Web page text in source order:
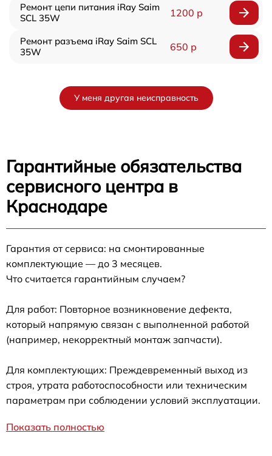
Ремонт цепи питания iRay Saim
SCL 35W
1200 р
Ремонт разъема iRay Saim SCL
35W
650 р
У меня другая неисправность
Гарантийные обязательства
сервисного центра в
Краснодаре
Гарантия от сервиса: на смонтированные
комплектующие — до 3 месяцев.
Что считается гарантийным случаем?
Для работ: Повторное возникновение дефекта,
который напрямую связан с выполненной работой
(например, некорректный монтаж запчасти).
Для комплектующих: Преждевременный выход из
строя, утрата работоспособности или техническим
параметрам при соблюдении условий эксплуатации.
Показать полностью